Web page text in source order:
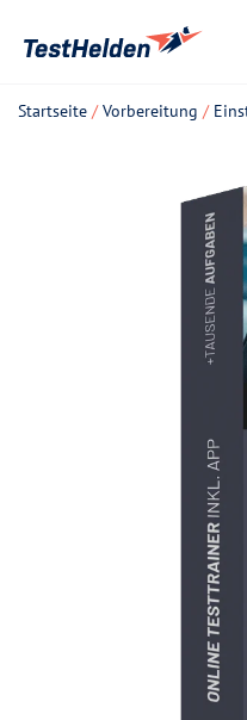
Startseite /Vorbereitung /